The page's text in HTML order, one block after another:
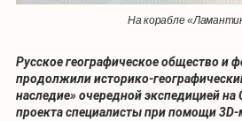
На корабле
Русское географическое общество и
продолжили историко-
наследие» очередной экспедицией на
проекта специалисты при помощи